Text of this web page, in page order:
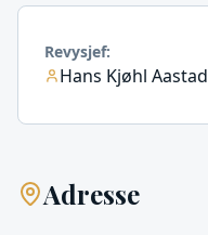
Revysjef:
Hans Kjøhl Aastad
Adresse